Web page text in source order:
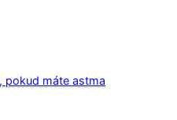
pokud máte astma